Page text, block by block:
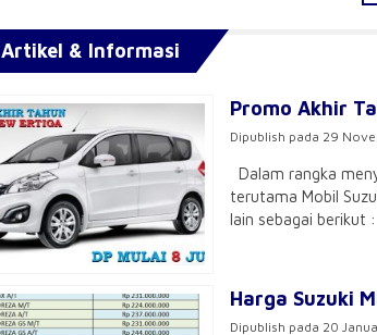
Artikel & Informasi
Promo Akhir
Dipublish pada 29
Dalam rangka
terutama Mobil
lain sebagai berikut
Harga Suzuki
Dipublish pada 20